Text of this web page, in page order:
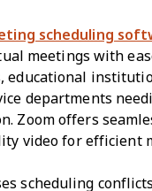
scheduling
meetings with
educational
departments
Zoom offers
video for efficient
scheduling